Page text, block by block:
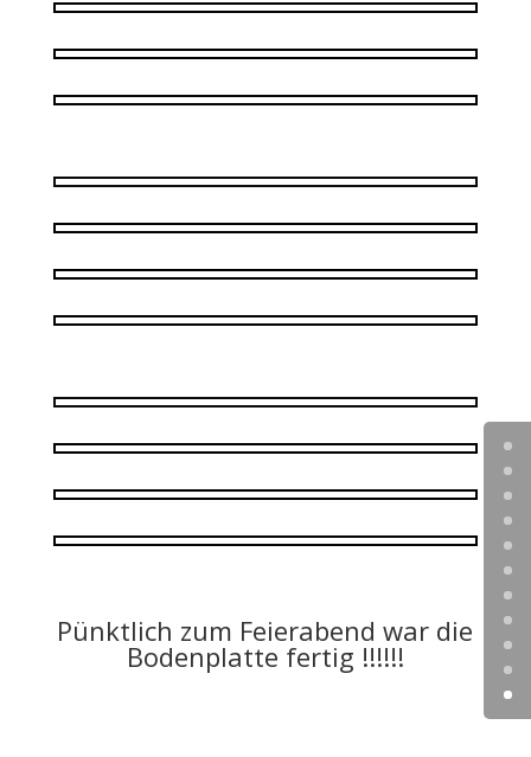
Pünktlich zum Feierabend war die
Bodenplatte fertig !!!!!!